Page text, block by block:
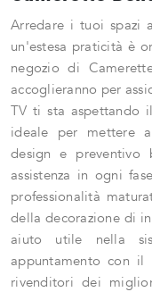
Arredare i tuoi spazi
un'estesa praticità è
negozio di
accoglieranno per
TV ti sta aspettando
ideale per mettere
design e preventivo
assistenza in ogni
professionalità
della decorazione di
aiuto utile nella
appuntamento con il
rivenditori dei